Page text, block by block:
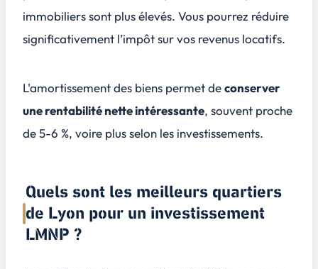
immobiliers sont plus élevés. Vous pourrez réduire
significativement l’impôt sur vos revenus locatifs.
L'amortissement des biens permet deconserver
une rentabilité nette intéressante, souvent proche
de 5-6 %, voire plus selon les investissements.
Quels sont les meilleurs quartiers
de Lyon pour un investissement
LMNP ?